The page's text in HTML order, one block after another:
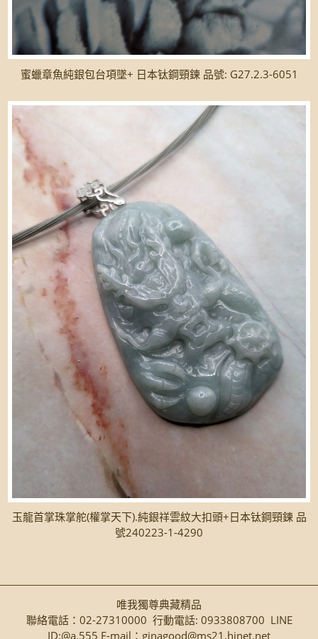
蜜蠟章魚純銀包台項墜+ 日本钛鋼頸鍊 品號: G27.2.3-6051
玉龍首掌珠掌舵(權掌天下).純銀祥雲紋大扣頭+日本钛鋼頸鍊 品
號240223-1-4290
唯我獨尊典藏精品
聯絡電話：02-27310000 行動電話: 0933808700 LINE
ID:@a.555 E-mail：ginagood@ms21.hinet.net